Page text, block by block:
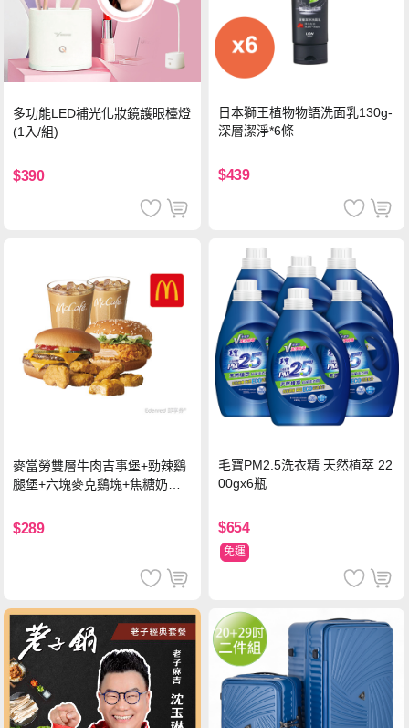
多功能LED補光化妝鏡護眼檯燈
(1入/組)
$390
日本獅王植物物語洗面乳130g-
深層潔淨*6條
$439
麥當勞雙層牛肉吉事堡+勁辣鷄
腿堡+六塊麥克鷄塊+焦糖奶茶
$289
毛寶PM2.5洗衣精 天然植萃 22
00gx6瓶
$654
免運